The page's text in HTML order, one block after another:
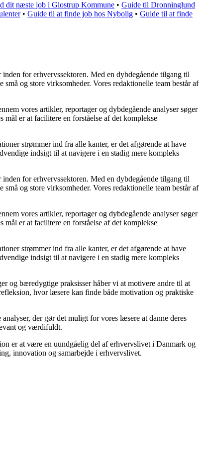
dit næste job i Glostrup Kommune • Guide til Dronninglund
• Guide til at finde job hos Nybolig • Guide til at finde
for erhvervssektoren. Med en dybdegående tilgang til
og store virksomheder. Vores redaktionelle team består af
vores artikler, reportager og dybdegående analyser søger
er at facilitere en forståelse af det komplekse
strømmer ind fra alle kanter, er det afgørende at have
indsigt til at navigere i en stadig mere kompleks
for erhvervssektoren. Med en dybdegående tilgang til
og store virksomheder. Vores redaktionelle team består af
vores artikler, reportager og dybdegående analyser søger
er at facilitere en forståelse af det komplekse
strømmer ind fra alle kanter, er det afgørende at have
indsigt til at navigere i en stadig mere kompleks
og bæredygtige praksisser håber vi at motivere andre til at
hvor læsere kan finde både motivation og praktiske
der gør det muligt for vores læsere at danne deres
og værdifuldt.
er at være en uundgåelig del af erhvervslivet i Danmark og
innovation og samarbejde i erhvervslivet.